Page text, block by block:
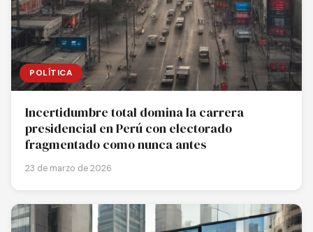
POLÍTICA
Incertidumbre total domina la carrera
presidencial en Perú con electorado
fragmentado como nunca antes
23 de marzo de 2026